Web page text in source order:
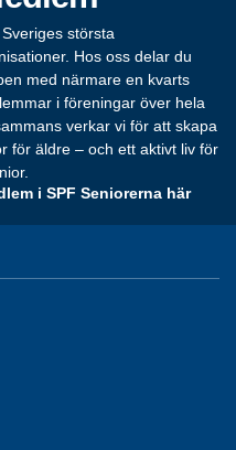
största
Hos oss delar du
med närmare en kvarts
i föreningar över hela
verkar vi för att skapa
för äldre – och ett aktivt liv för
i SPF Seniorerna här